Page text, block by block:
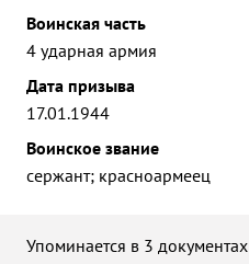
Воинская часть
4 ударная армия
Дата призыва
17.01.1944
Воинское звание
сержант; красноармеец
Упоминается в 3 документах